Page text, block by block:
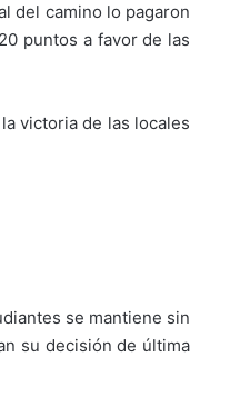
del camino lo pagaron
puntos a favor de las
victoria de las locales
se mantiene sin
su decisión de última